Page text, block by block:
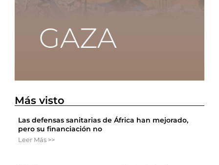
Más visto
Las defensas sanitarias de África han mejorado,
pero su financiación no
Leer Más >>